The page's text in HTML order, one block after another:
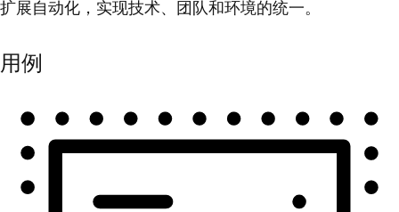
扩展自动化，实现技术、团队和环境的统一。
用例